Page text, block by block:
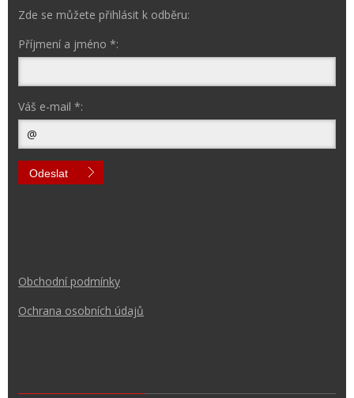
Zde se můžete přihlásit k odběru:
Příjmení a jméno *:
Váš e-mail *:
Odeslat
Obchodní podmínky
Ochrana osobních údajů